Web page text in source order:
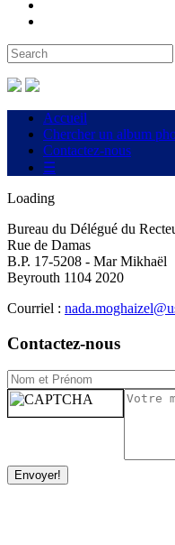
Accueil
Chercher un album
Contactez-nous
☰
Loading
Bureau du Délégué du
Rue de Damas
B.P. 17-5208 - Mar Mikhaël
Beyrouth 1104 2020
Courriel :
Contactez-nous
Envoyer!